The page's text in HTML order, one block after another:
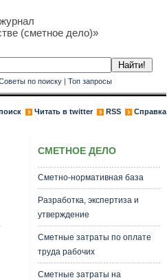
(сметное дело)»
по поиску| Топ запросы
Читать в twitter RSS Справка
СМЕТНОЕ ДЕЛО
Сметно-нормативная база
Разработка, экспертиза и
утверждение
Сметные затраты по оплате
труда рабочих
Сметные затраты на